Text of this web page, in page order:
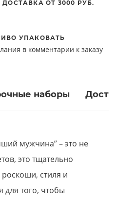
ОТ 3000 РУБ.
УПАКОВАТЬ
в комментарии к заказу
наборы
мужчина” – это не
это тщательно
стиля и
для того, чтобы